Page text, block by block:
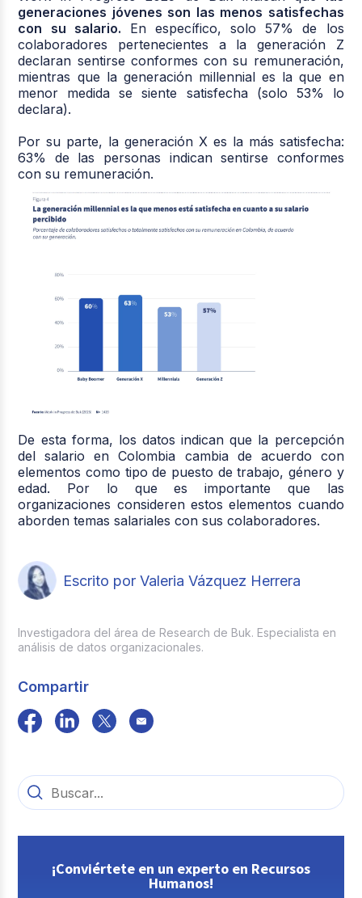
generaciones jóvenes son las menos satisfechas
con su salario. En específico, solo 57% de los
colaboradores pertenecientes a la generación Z
declaran sentirse conformes con su remuneración,
mientras que la generación millennial es la que en
menor medida se siente satisfecha (solo 53% lo
declara).
Por su parte, la generación X es la más satisfecha:
63% de las personas indican sentirse conformes
con su remuneración.
De esta forma, los datos indican que la percepción
del salario en Colombia cambia de acuerdo con
elementos como tipo de puesto de trabajo, género y
edad. Por lo que es importante que las
organizaciones consideren estos elementos cuando
aborden temas salariales con sus colaboradores.
Escrito por Valeria Vázquez Herrera
Investigadora del área de Research de Buk. Especialista en
análisis de datos organizacionales.
Compartir
¡Conviértete en un experto en Recursos
Humanos!